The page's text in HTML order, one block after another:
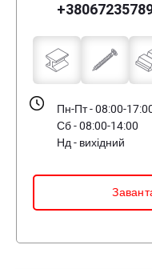
Пн-Пт - 08:00-
Сб - 08:00-14:00
Нд - вихідний